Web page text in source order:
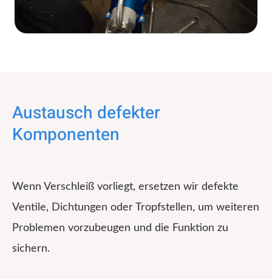
Austausch defekter
Komponenten
Wenn Verschleiß vorliegt, ersetzen wir defekte
Ventile, Dichtungen oder Tropfstellen, um weiteren
Problemen vorzubeugen und die Funktion zu
sichern.